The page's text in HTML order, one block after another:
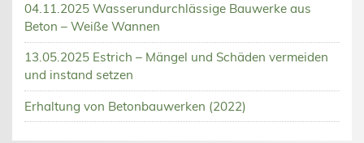
04.11.2025 Wasserundurchlässige Bauwerke aus
Beton – Weiße Wannen
13.05.2025 Estrich – Mängel und Schäden vermeiden
und instand setzen
Erhaltung von Betonbauwerken (2022)